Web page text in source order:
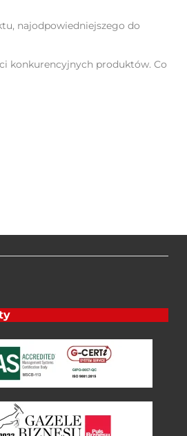
najodpowiedniejszego do
konkurencyjnych produktów. Co